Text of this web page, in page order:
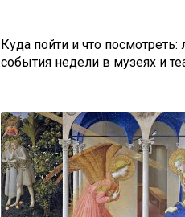
Куда пойти и что посмотреть:
события недели в музеях и